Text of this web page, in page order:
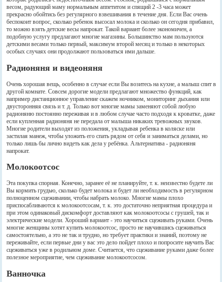
весом, радующий маму нормальным аппетитом и спящий 2 -3 часа может
прекрасно обойтись без регулярного взвешивания в течение дня. Если Вас очень
беспокоит вопрос, сколько ребенок высосал молока и сколько он сегодня прибавил,
то можно взять детские весы напрокат. Такой вариант более экономичен, а
подобную услугу предлагают многие магазины. Большинство мам пользуются
детскими весами только первый, максимум второй месяц и только в некоторых
особых случаях они продолжают пользоваться ими дальше.
Радионяня и видеоняня
Очень хорошая вещь, особенно в случае если Вы возитесь на кухне, а малыш спит в
другой комнате. Совсем дорогие модели предлагают множество функций, как
например дистанционное управление скажем ночником, мониторинг дыхания или
двусторонняя связь и т. д. Только вот многие мамы заменяют собой любую
радионяню постоянно переживая и в любом случае часто подходя к кроватке, даже
если купленная радионяня не передала от малыша никаких тревожных звуков.
Многие родители выходят из положения, укладывая ребенка в коляске или
застилая манеж, чтобы уложить его спать рядом от себя и заниматься делами, но
только лишь бы лично видеть как дела у ребёнка. Альтернатива - радионяня
напрокат.
Молокоотсос
Эта покупка спорная. Конечно, заранее её не планируйте, т. к. неизвестно будете ли
Вы кормить грудью, сколько будет молока и будет ли необходимость в регулярном
полноценном сцеживании, чтобы набрать молоко. Многие мамы плохо
приспосабливаются к молокоотсосам, т. к. это достаточно неприятная процедура и
при этом одинаковый дискомфорт доставляют как молокоотсосы с грушей, так и
электрические модели. Хороший вариант - это научиться сцеживать руками. Очень
многие женщины хотят купить молокоотсос, просто не научившись сцеживаться
самостоятельно, а это не так и трудно, но требует практики и знаний, поэтому не
переживайте, если первые дни у вас это дело пойдет плохо и попросите научить Вас
сцеживаться уже в родильном доме. Считается, что сцеживание руками даже более
полезное мероприятие, чем сцеживание молокоотсосом.
Ванночка